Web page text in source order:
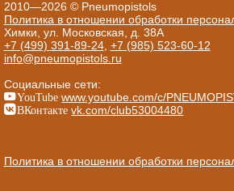
2010—2026 © Pneumopistols
Политика в отношении обработки
Химки, ул. Московская, д. 38А
+7 (499) 391-89-24, +7 (985) 523-60-12
info@pneumopistols.ru
Социальные сети:
YouTube www.youtube.com/c/
ВКонтакте vk.com/club53004480
Политика в отношении обработки